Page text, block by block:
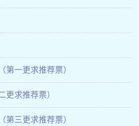
第一更求推荐票）
更求推荐票）
第三更求推荐票）